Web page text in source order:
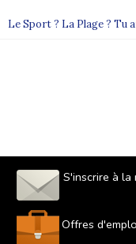
Le Sport ? La Plage ? Tu
S'inscrire à
Offres